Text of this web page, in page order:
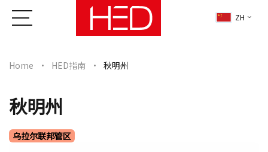
ZH
Home HED指南 秋明州
秋明州
乌拉尔联邦管区